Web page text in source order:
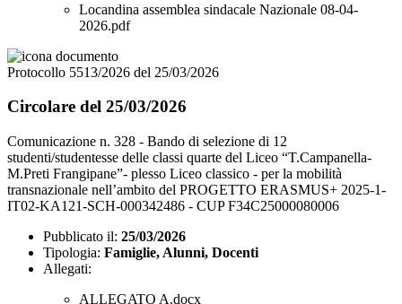
Locandina assemblea sindacale Nazionale 08-04-
2026.pdf
Protocollo 5513/2026 del 25/03/2026
Circolare del 25/03/2026
Comunicazione n. 328 - Bando di selezione di 12
studenti/studentesse delle classi quarte del Liceo “T.Campanella-
M.Preti Frangipane”- plesso Liceo classico - per la mobilità
transnazionale nell’ambito del PROGETTO ERASMUS+ 2025-1-
IT02-KA121-SCH-000342486 - CUP F34C25000080006
Pubblicato il: 25/03/2026
Tipologia: Famiglie, Alunni, Docenti
Allegati:
ALLEGATO A.docx